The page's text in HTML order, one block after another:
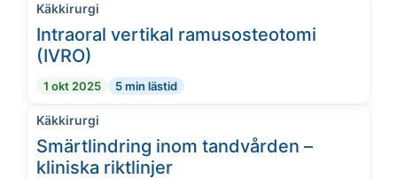
Käkkirurgi
Intraoral vertikal ramusosteotomi
(IVRO)
1 okt 2025 5 min lästid
Käkkirurgi
Smärtlindring inom tandvården –
kliniska riktlinjer